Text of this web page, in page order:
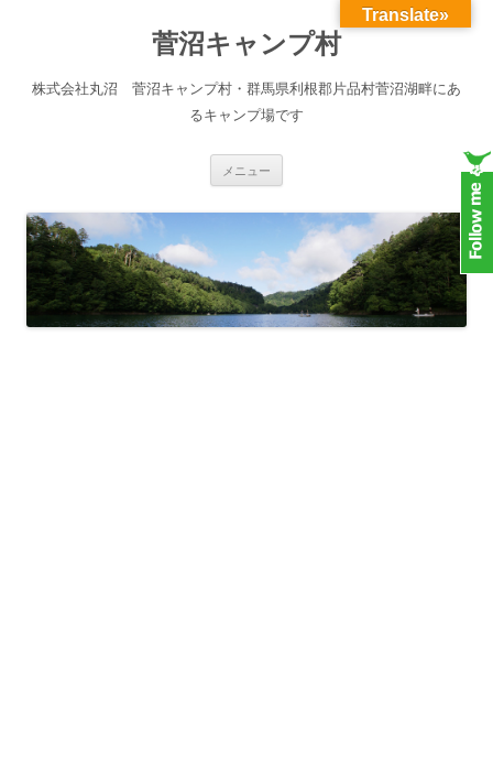
菅沼キャンプ村
株式会社丸沼 菅沼キャンプ村・群馬県利根郡片品村菅沼湖畔にあ
るキャンプ場です
メニュー
Translate»